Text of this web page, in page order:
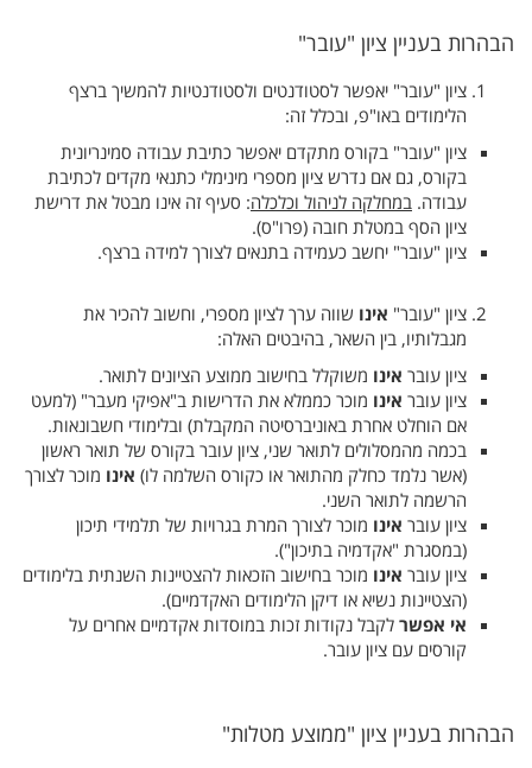
הבהרות בעניין ציון "עובר"
ציון "עובר" יאפשר לסטודנטים ולסטודנטיות להמשיך ברצף
הלימודים באו"פ, ובכלל זה:
ציון "עובר" בקורס מתקדם יאפשר כתיבת עבודה סמינריונית
בקורס, גם אם נדרש ציון מספרי מינימלי כתנאי מקדים לכתיבת
עבודה. במחלקה לניהול וכלכלה: סעיף זה אינו מבטל את דרישת
ציון הסף במטלת חובה (פרו"ס).
ציון "עובר" יחשב כעמידה בתנאים לצורך למידה ברצף.
ציון "עובר" אינו שווה ערך לציון מספרי, וחשוב להכיר את
מגבלותיו, בין השאר, בהיבטים האלה:
ציון עובר אינו משוקלל בחישוב ממוצע הציונים לתואר.
ציון עובר אינו מוכר כממלא את הדרישות ב"אפיקי מעבר" (למעט
אם הוחלט אחרת באוניברסיטה המקבלת) ובלימודי חשבונאות.
בכמה מהמסלולים לתואר שני, ציון עובר בקורס של תואר ראשון
(אשר נלמד כחלק מהתואר או כקורס השלמה לו) אינו מוכר לצורך
הרשמה לתואר השני.
ציון עובר אינו מוכר לצורך המרת בגרויות של תלמידי תיכון
(במסגרת "אקדמיה בתיכון").
ציון עובר אינו מוכר בחישוב הזכאות להצטיינות השנתית בלימודים
(הצטיינות נשיא או דיקן הלימודים האקדמיים).
אי אפשר לקבל נקודות זכות במוסדות אקדמיים אחרים על
קורסים עם ציון עובר.
הבהרות בעניין ציון "ממוצע מטלות"